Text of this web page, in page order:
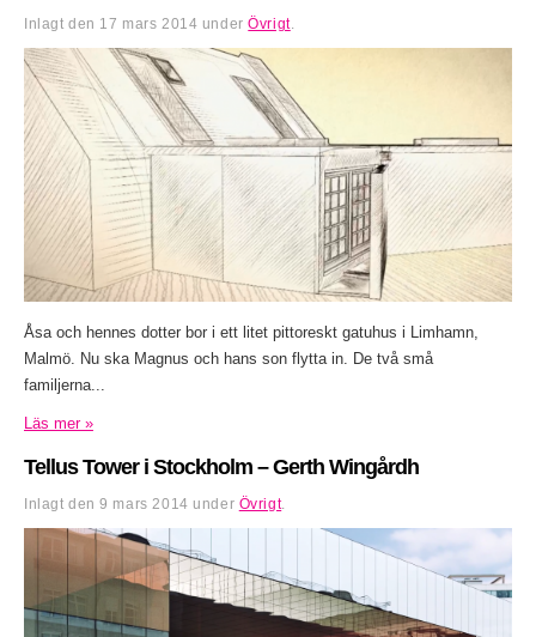
Inlagt den 17 mars 2014 underÖvrigt.
Åsa och hennes dotter bor i ett litet pittoreskt gatuhus i Limhamn,
Malmö. Nu ska Magnus och hans son flytta in. De två små
familjerna...
Läs mer »
Tellus Tower i Stockholm – Gerth Wingårdh
Inlagt den9 mars 2014 under Övrigt.